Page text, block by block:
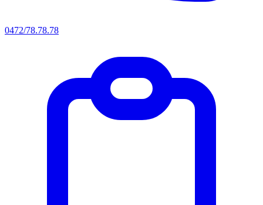
0472/78.78.78